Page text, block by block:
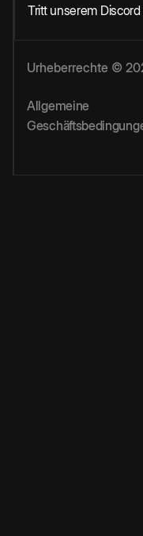
Tritt unserem
Urheberrechte ©
Allgemeine